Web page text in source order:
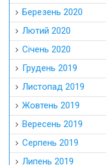
Березень 2020
Лютий 2020
Січень 2020
Грудень 2019
Листопад 2019
Жовтень 2019
Вересень 2019
Серпень 2019
Липень 2019